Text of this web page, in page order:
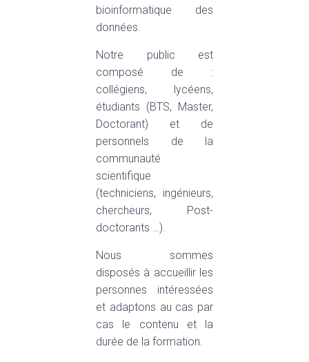
bioinformatique des
données.
Notre public est
composé de :
collégiens, lycéens,
étudiants (BTS, Master,
Doctorant) et de
personnels de la
communauté
scientifique
(techniciens, ingénieurs,
chercheurs, Post-
doctorants …).
Nous sommes
disposés à accueillir les
personnes intéressées
et adaptons au cas par
cas le contenu et la
durée de la formation.